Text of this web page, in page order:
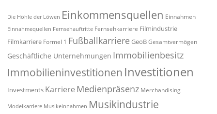
Die Höhle der Löwen Einkommensquellen Einnahmen
Einnahmequellen Fernsehauftritte Fernsehkarriere Filmindustrie
Filmkarriere Formel 1 Fußballkarriere GeoBGesamtvermögen
Geschäftliche Unternehmungen Immobilienbesitz
Immobilieninvestitionen Investitionen
Investments Karriere Medienpräsenz Merchandising
Modelkarriere Musikeinnahmen Musikindustrie